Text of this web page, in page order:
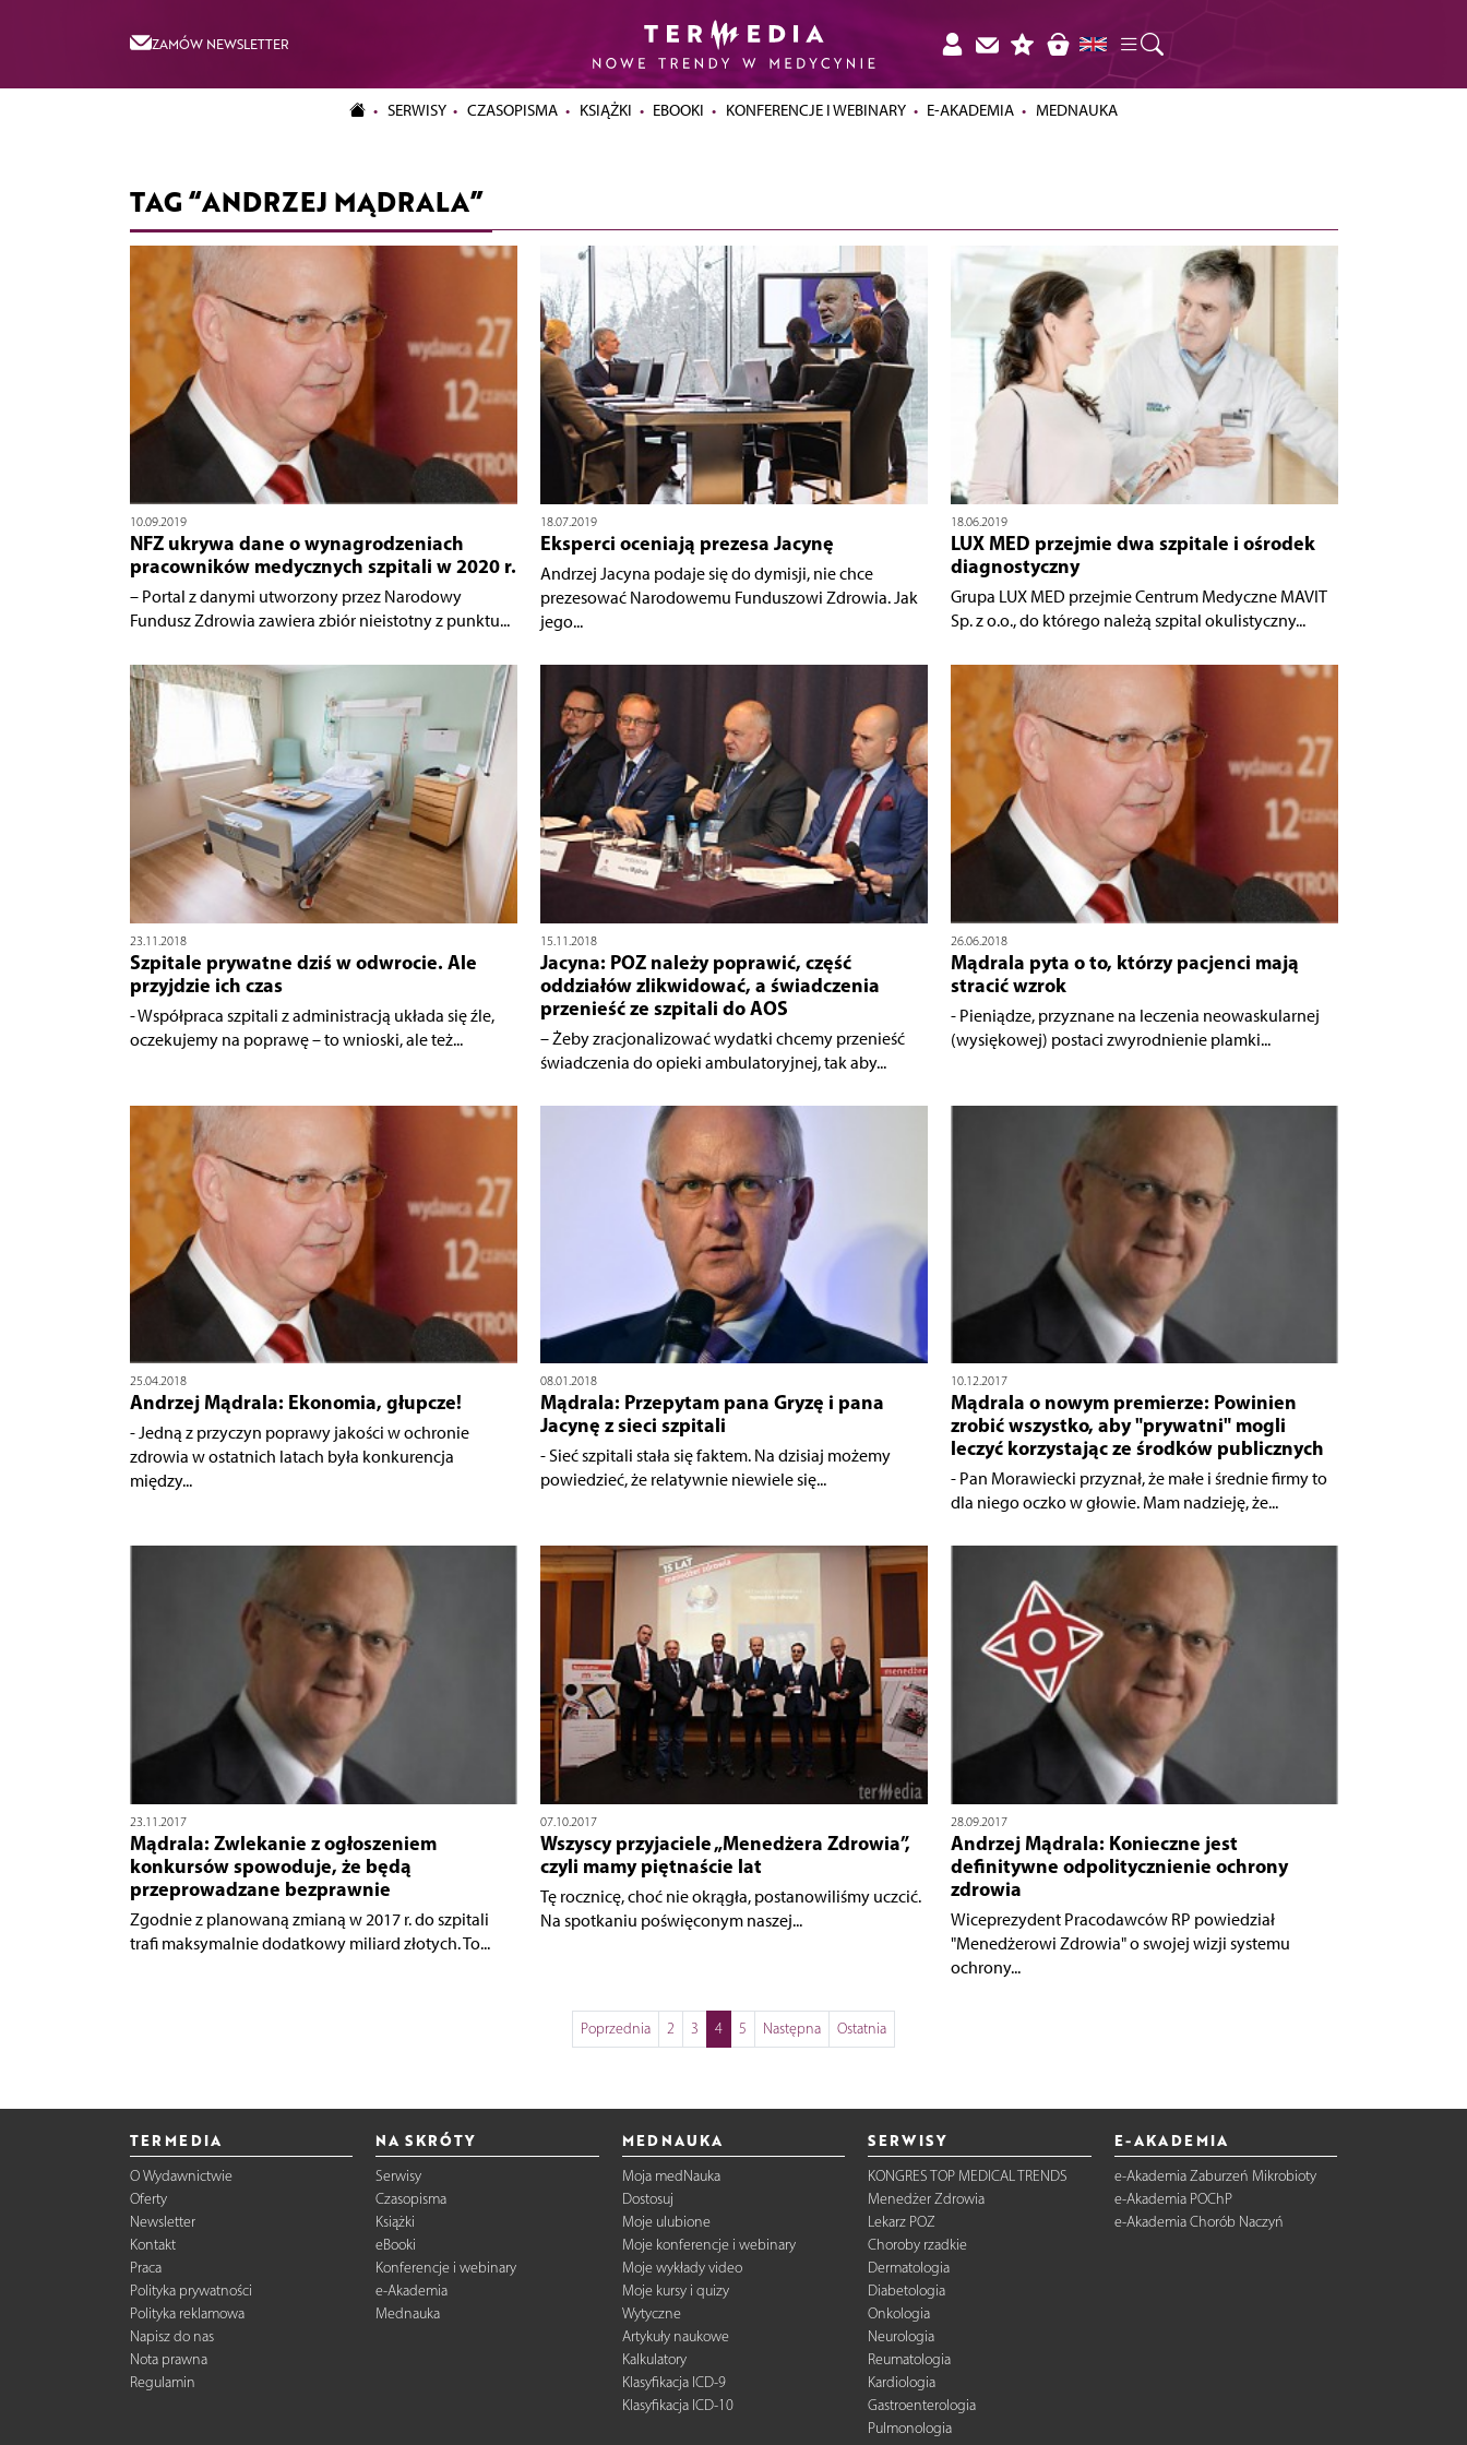
ZAMÓW NEWSLETTER
SERWISY CZASOPISMA KSIĄŻKI EBOOKI KONFERENCJE I WEBINARY E-AKADEMIA MEDNAUKA
TAG “ANDRZEJ MĄDRALA”
10.09.2019
NFZ ukrywa dane o wynagrodzeniach
pracowników medycznych szpitali w 2020 r.
– Portal z danymi utworzony przez Narodowy
Fundusz Zdrowia zawiera zbiór nieistotny z punktu...
18.07.2019
Eksperci oceniają prezesa Jacynę
Andrzej Jacyna podaje się do dymisji, nie chce
prezesować Narodowemu Funduszowi Zdrowia. Jak
jego...
18.06.2019
LUX MED przejmie dwa szpitale i ośrodek
diagnostyczny
Grupa LUX MED przejmie Centrum Medyczne MAVIT
Sp. z o.o., do którego należą szpital okulistyczny...
23.11.2018
Szpitale prywatne dziś w odwrocie. Ale
przyjdzie ich czas
- Współpraca szpitali z administracją układa się źle,
oczekujemy na poprawę – to wnioski, ale też...
15.11.2018
Jacyna: POZ należy poprawić, część
oddziałów zlikwidować, a świadczenia
przenieść ze szpitali do AOS
– Żeby zracjonalizować wydatki chcemy przenieść
świadczenia do opieki ambulatoryjnej, tak aby...
26.06.2018
Mądrala pyta o to, którzy pacjenci mają
stracić wzrok
- Pieniądze, przyznane na leczenia neowaskularnej
(wysiękowej) postaci zwyrodnienie plamki...
25.04.2018
Andrzej Mądrala: Ekonomia, głupcze!
- Jedną z przyczyn poprawy jakości w ochronie
zdrowia w ostatnich latach była konkurencja
między...
08.01.2018
Mądrala: Przepytam pana Gryzę i pana
Jacynę z sieci szpitali
- Sieć szpitali stała się faktem. Na dzisiaj możemy
powiedzieć, że relatywnie niewiele się...
10.12.2017
Mądrala o nowym premierze: Powinien
zrobić wszystko, aby "prywatni" mogli
leczyć korzystając ze środków publicznych
- Pan Morawiecki przyznał, że małe i średnie firmy to
dla niego oczko w głowie. Mam nadzieję, że...
23.11.2017
Mądrala: Zwlekanie z ogłoszeniem
konkursów spowoduje, że będą
przeprowadzane bezprawnie
Zgodnie z planowaną zmianą w 2017 r. do szpitali
trafi maksymalnie dodatkowy miliard złotych. To...
07.10.2017
Wszyscy przyjaciele „Menedżera Zdrowia”,
czyli mamy piętnaście lat
Tę rocznicę, choć nie okrągła, postanowiliśmy uczcić.
Na spotkaniu poświęconym naszej...
28.09.2017
Andrzej Mądrala: Konieczne jest
definitywne odpolitycznienie ochrony
zdrowia
Wiceprezydent Pracodawców RP powiedział
"Menedżerowi Zdrowia" o swojej wizji systemu
ochrony...
Poprzednia 2 3 4 5 Następna Ostatnia
TERMEDIA
O Wydawnictwie
Oferty
Newsletter
Kontakt
Praca
Polityka prywatności
Polityka reklamowa
Napisz do nas
Nota prawna
Regulamin
NA SKRÓTY
Serwisy
Czasopisma
Książki
eBooki
Konferencje i webinary
e-Akademia
Mednauka
MEDNAUKA
Moja medNauka
Dostosuj
Moje ulubione
Moje konferencje i webinary
Moje wykłady video
Moje kursy i quizy
Wytyczne
Artykuły naukowe
Kalkulatory
Klasyfikacja ICD-9
Klasyfikacja ICD-10
SERWISY
KONGRES TOP MEDICAL TRENDS
Menedżer Zdrowia
Lekarz POZ
Choroby rzadkie
Dermatologia
Diabetologia
Onkologia
Neurologia
Reumatologia
Kardiologia
Gastroenterologia
Pulmonologia
E-AKADEMIA
e-Akademia Zaburzeń Mikrobioty
e-Akademia POChP
e-Akademia Chorób Naczyń